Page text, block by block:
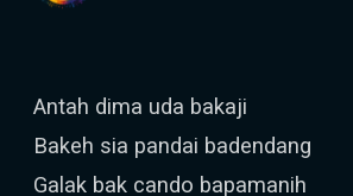
Antah dima uda bakaji
Bakeh sia pandai badendang
Galak bak cando bapamanih